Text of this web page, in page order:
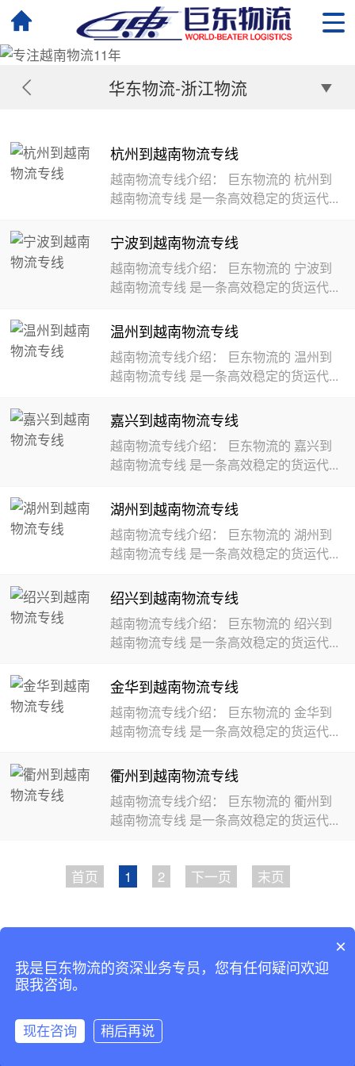
华东物流-浙江物流
杭州到越南物流专线
越南物流专线介绍： 巨东物流的 杭州到
越南物流专线 是一条高效稳定的货运代...
宁波到越南物流专线
越南物流专线介绍： 巨东物流的 宁波到
越南物流专线 是一条高效稳定的货运代...
温州到越南物流专线
越南物流专线介绍： 巨东物流的 温州到
越南物流专线 是一条高效稳定的货运代...
嘉兴到越南物流专线
越南物流专线介绍： 巨东物流的 嘉兴到
越南物流专线 是一条高效稳定的货运代...
湖州到越南物流专线
越南物流专线介绍： 巨东物流的 湖州到
越南物流专线 是一条高效稳定的货运代...
绍兴到越南物流专线
越南物流专线介绍： 巨东物流的 绍兴到
越南物流专线 是一条高效稳定的货运代...
金华到越南物流专线
越南物流专线介绍： 巨东物流的 金华到
越南物流专线 是一条高效稳定的货运代...
衢州到越南物流专线
越南物流专线介绍： 巨东物流的 衢州到
越南物流专线 是一条高效稳定的货运代...
首页 1 2 下一页 末页
权所有
备案号：粤ICP备13069001号-2
×
我是巨东物流的资深业务专员，您有任何疑问欢迎
跟我咨询。
现在咨询 稍后再说